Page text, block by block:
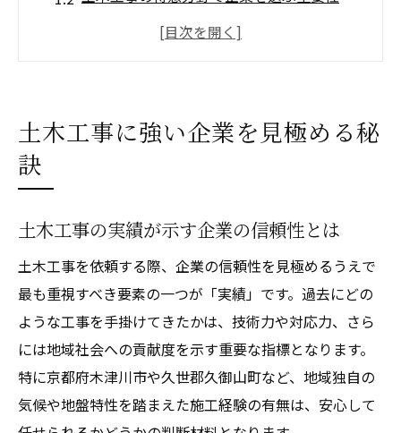
土木工事の対応エリアと企業規模の見極め
土木工事で安心できる企業の判断ポイント
地域貢献を実現する土木工事の魅力
土木工事がインフラ整備に果たす役割を解
説
土木工事で地域の未来を支える企業事例
土木工事における地域貢献活動の実態
教育体制が充実した土木工事企業の選び方
土木工事の現場力を高める教育体制とは
土木工事企業で社員教育が重視される理由
土木工事に強い企業を見極める秘
訣
土木工事の実績が示す企業の信頼性とは
土木工事を依頼する際、企業の信頼性を見極めるうえで
最も重視すべき要素の一つが「実績」です。過去にどの
ような工事を手掛けてきたかは、技術力や対応力、さら
には地域社会への貢献度を示す重要な指標となります。
特に京都府木津川市や久世郡久御山町など、地域独自の
気候や地盤特性を踏まえた施工経験の有無は、安心して